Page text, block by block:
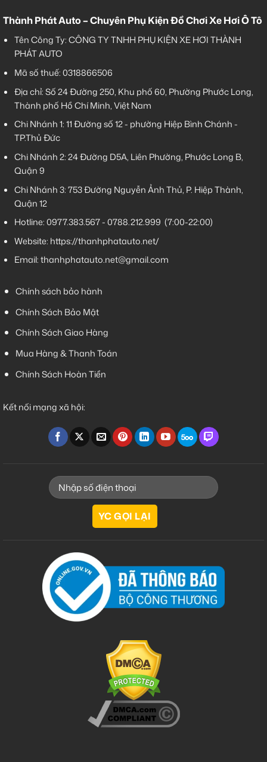
Thành Phát Auto – Chuyên Phụ Kiện Đồ Chơi Xe Hơi Ô Tô
Tên Công Ty: CÔNG TY TNHH PHỤ KIỆN XE HƠI THÀNH
PHÁT AUTO
Mã số thuế: 0318866506
Địa chỉ: Số 24 Đường 250, Khu phố 60, Phường Phước Long,
Thành phố Hồ Chí Minh, Việt Nam
Chi Nhánh 1:11 Đường số 12 - phường Hiệp Bình Chánh -
TP.Thủ Đức
Chi Nhánh 2:24 Đường D5A, Liên Phường, Phước Long B,
Quận 9
Chi Nhánh 3:753 Đường Nguyễn Ảnh Thủ, P. Hiệp Thành,
Quận 12
Hotline:0977.383.567-0788.212.999 (7:00-22:00)
Website: https://thanhphatauto.net/
Email:thanhphatauto.net@gmail.com
Chính sách bảo hành
Chính Sách Bảo Mật
Chính Sách Giao Hàng
Mua Hàng & Thanh Toán
Chính Sách Hoàn Tiền
Kết nối mạng xã hội: